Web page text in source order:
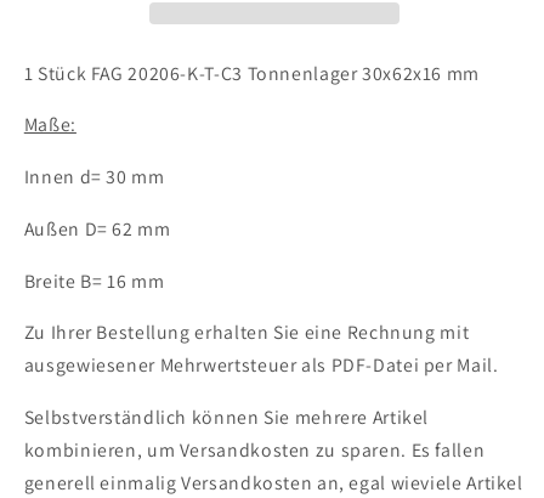
Tonnenlager
mm
20206
TVP/C3
Tonnenlager
TVP/C3
1 Stück FAG 20206-K-T-C3 Tonnenlager 30x62x16 mm
Maße:
Innen d= 30 mm
Außen D= 62 mm
Breite B= 16 mm
Zu Ihrer Bestellung erhalten Sie eine Rechnung mit
ausgewiesener Mehrwertsteuer als PDF-Datei per Mail.
Selbstverständlich können Sie mehrere Artikel
kombinieren, um Versandkosten zu sparen. Es fallen
generell einmalig Versandkosten an, egal wieviele Artikel